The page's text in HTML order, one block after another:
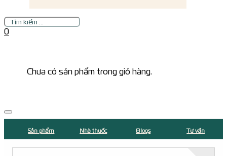
Tìm
kiếm
0
Chưa có sản phẩm trong giỏ hàng.
Sản phẩm Nhà thuốc Blogs Tư vấn